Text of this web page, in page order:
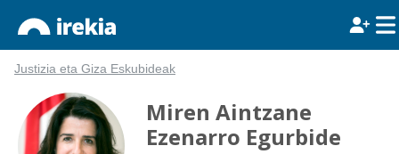
Justizia eta Giza Eskubideak
Miren Aintzane
Ezenarro Egurbide